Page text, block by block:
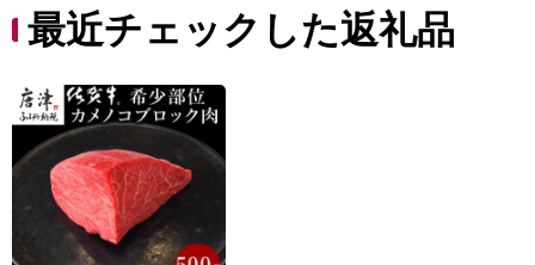
最近チェックした返礼品